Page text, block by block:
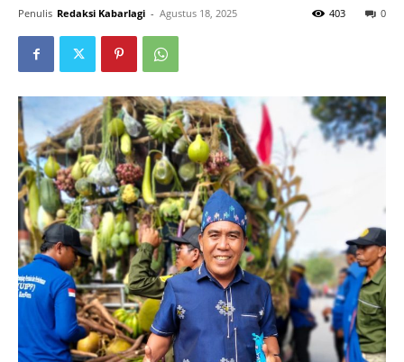
Penulis Redaksi Kabarlagi - Agustus 18, 2025 0
403